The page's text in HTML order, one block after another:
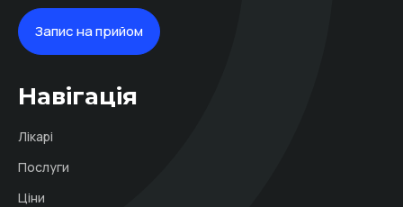
Запис на прийом
Навігація
Лікарі
Послуги
Ціни